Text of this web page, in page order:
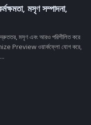
মসৃণ সম্পাদনা,
মসৃণ এবং আরও পরিশীলিত করে
Preview ওয়ার্কফ্লো যোগ করে,